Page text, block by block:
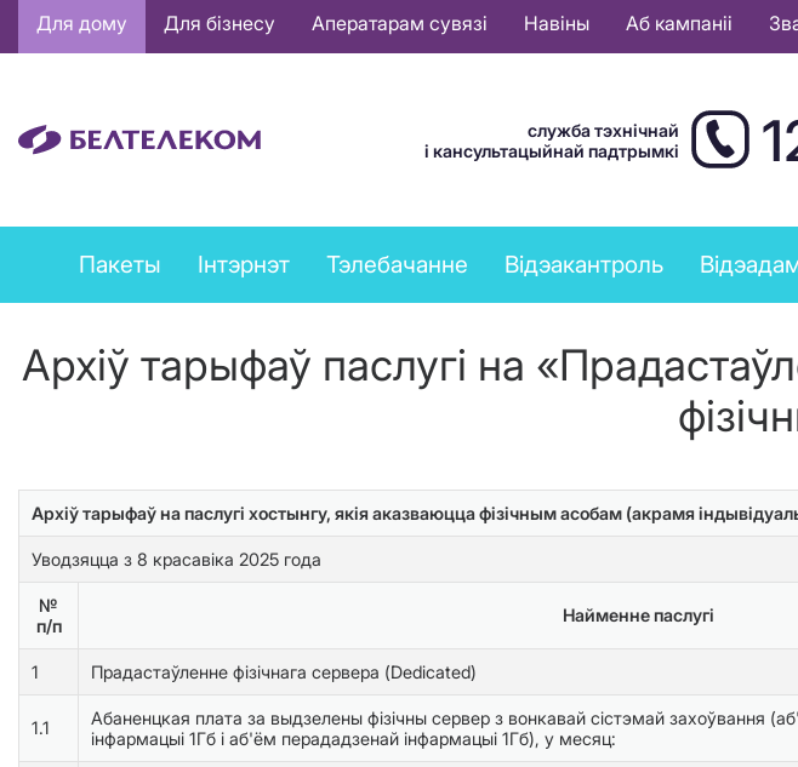
Основная
навигация
Для дому Для бізнесу Аператарам сувязі Навіны Аб кампаніі
служба тэхнічнай
і кансультацыйнай падтрымкі
Private
services
Пакеты Інтэрнэт Тэлебачанне Відэакантроль
Архіў тарыфаў паслугі на
Архіў тарыфаў на паслугі хостынгу, якія аказваюцца фізічным асобам (акрамя
Уводзяцца з 8 красавіка 2025 года
№
п/п
Найменне паслугі
1 Прадастаўленне фізічнага сервера (Dedicated)
1.1
Абаненцкая плата за выдзелены фізічны сервер з вонкавай сістэмай захоўвання
інфармацыі 1Гб і аб'ём перададзенай інфармацыі 1Гб), у месяц: